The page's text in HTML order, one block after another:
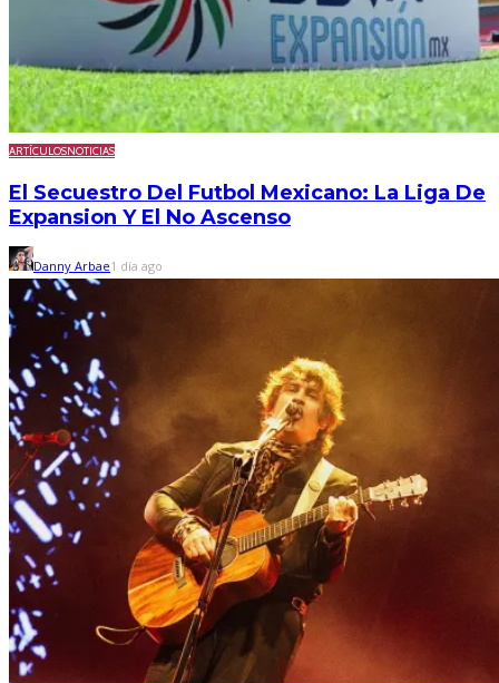
ARTÍCULOSNOTICIAS
El Secuestro Del Futbol Mexicano: La Liga De
Expansion Y El No Ascenso
Danny Arbae1 día ago